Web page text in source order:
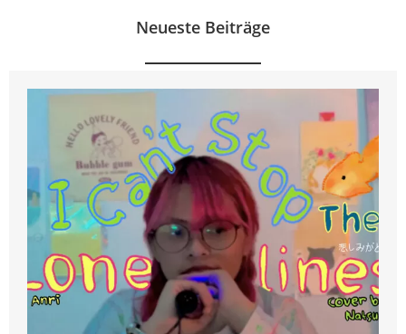
Neueste Beiträge